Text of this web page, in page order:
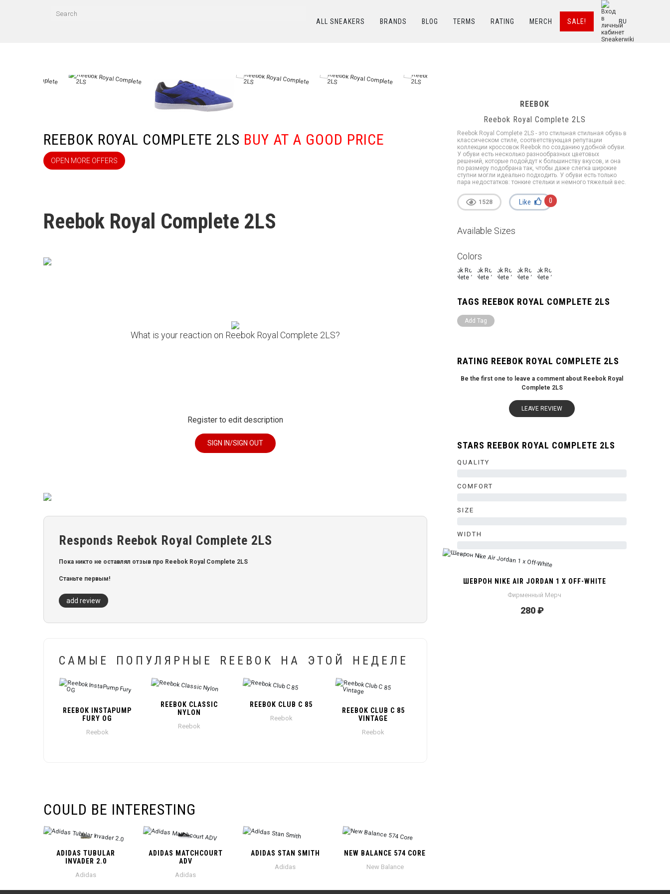
ALL SNEAKERS BRANDS BLOG TERMS RATING MERCH SALE! RU
REEBOK ROYAL COMPLETE 2LS BUY AT A GOOD PRICE
OPEN MORE OFFERS
Reebok Royal Complete 2LS
What is your reaction on Reebok Royal Complete 2LS?
Register to edit description
SIGN IN/SIGN OUT
Responds Reebok Royal Complete 2LS
Пока никто не оставлял отзыв про Reebok Royal Complete 2LS
Станьте первым!
add review
САМЫЕ ПОПУЛЯРНЫЕ REEBOK НА ЭТОЙ НЕДЕЛЕ
REEBOK INSTAPUMP
FURY OG
Reebok
REEBOK CLASSIC
NYLON
Reebok
REEBOK CLUB C 85
Reebok
REEBOK CLUB C 85
VINTAGE
Reebok
COULD BE INTERESTING
ADIDAS TUBULAR
INVADER 2.0
Adidas
ADIDAS MATCHCOURT
ADV
Adidas
ADIDAS STAN SMITH
Adidas
NEW BALANCE 574 CORE
New Balance
REEBOK
Reebok Royal Complete 2LS
Reebok Royal Complete 2LS - это стильная стильная обувь в
классическом стиле, соответствующая репутации
коллекции кроссовок Reebok по созданию удобной обуви.
У обуви есть несколько разнообразных цветовых
решений, которые подойдут к большинству вкусов, и она
по размеру подобрана так, чтобы даже слегка широкие
ступни могли идеально подходить. У обуви есть только
пара недостатков: тонкие стельки и немного тяжелый вес.
1528 Like 0
Available Sizes
Colors
TAGS REEBOK ROYAL COMPLETE 2LS
Add Tag
RATING REEBOK ROYAL COMPLETE 2LS
Be the first one to leave a comment about Reebok Royal
Complete 2LS
LEAVE REVIEW
STARS REEBOK ROYAL COMPLETE 2LS
QUALITY
COMFORT
SIZE
WIDTH
ШЕВРОН NIKE AIR JORDAN 1 X OFF-WHITE
Фирменный Мерч
280 ₽